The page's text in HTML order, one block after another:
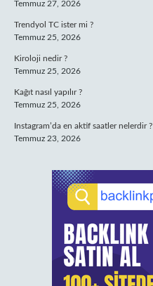
Temmuz 27, 2026
Trendyol TC ister mi ?
Temmuz 25, 2026
Kiroloji nedir ?
Temmuz 25, 2026
Kağıt nasıl yapılır ?
Temmuz 25, 2026
Instagram’da en aktif saatler nelerdir ?
Temmuz 23, 2026